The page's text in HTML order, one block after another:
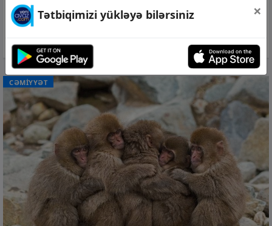
Şəkərli diabet olan azyaşlı bağçadan
CƏMİYYƏT
Tətbiqimizi yükləyə bilərsiniz ×